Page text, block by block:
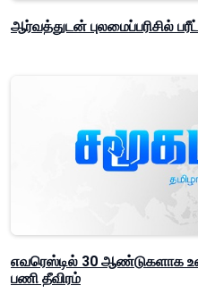
ஆர்வத்துடன் புலமைப்பரிசில்
எவரெஸ்டில் 30 ஆண்டுகளாக
பணி தீவிரம்